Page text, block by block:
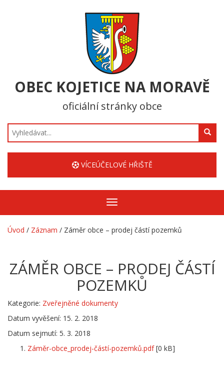
OBEC KOJETICE NA MORAVĚ
oficiální stránky obce
Hledat
VÍCEÚČELOVÉ HŘIŠTĚ
Zobrazit/skrýt
navigaci
Úvod / Záznam / Záměr obce – prodej částí pozemků
ZÁMĚR OBCE – PRODEJ ČÁSTÍ
POZEMKŮ
Kategorie: Zveřejněné dokumenty
Datum vyvěšení: 15. 2. 2018
Datum sejmutí: 5. 3. 2018
Záměr-obce_prodej-částí-pozemků.pdf[0 kB]